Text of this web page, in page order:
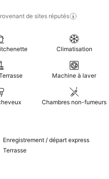
de sites réputés
Climatisation
Machine à laver
Chambres non-fumeurs
Enregistrement / départ express
Terrasse